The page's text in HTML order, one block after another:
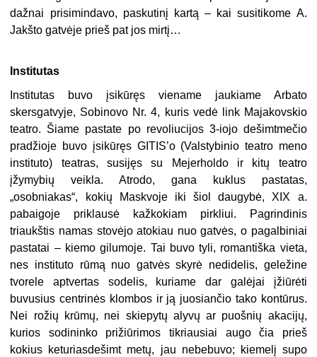
dažnai prisimindavo, paskutinį kartą – kai susitikome A.
Jakšto gatvėje prieš pat jos mirtį…
Institutas
Institutas buvo įsikūręs viename jaukiame Arbato
skersgatvyje, Sobinovo Nr. 4, kuris vedė link Majakovskio
teatro. Šiame pastate po revoliucijos 3-iojo dešimtmečio
pradžioje buvo įsikūręs GITIS’o (Valstybinio teatro meno
instituto) teatras, susijęs su Mejerholdo ir kitų teatro
įžymybių veikla. Atrodo, gana kuklus pastatas,
„osobniakas“, kokių Maskvoje iki šiol daugybė, XIX a.
pabaigoje priklausė kažkokiam pirkliui. Pagrindinis
triaukštis namas stovėjo atokiau nuo gatvės, o pagalbiniai
pastatai – kiemo gilumoje. Tai buvo tyli, romantiška vieta,
nes instituto rūmą nuo gatvės skyrė nedidelis, geležine
tvorele aptvertas sodelis, kuriame dar galėjai įžiūrėti
buvusius centrinės klombos ir ją juosiančio tako kontūrus.
Nei rožių krūmų, nei skiepytų alyvų ar puošnių akacijų,
kurios sodininko prižiūrimos tikriausiai augo čia prieš
kokius keturiasdešimt metų, jau nebebuvo; kiemelį supo